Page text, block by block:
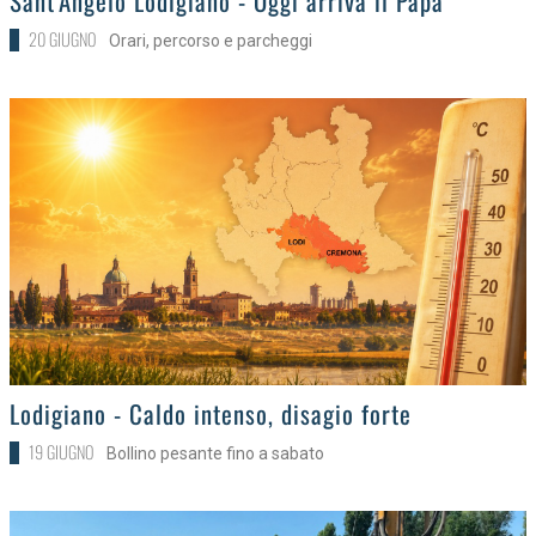
20 GIUGNO Orari, percorso e parcheggi
>Lodigiano - Caldo intenso, disagio forte
19 GIUGNO Bollino pesante fino a sabato